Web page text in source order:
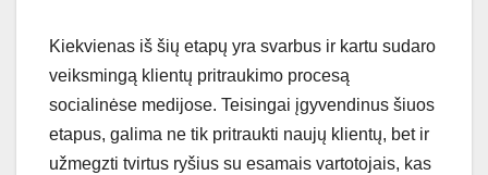
Kiekvienas iš šių etapų yra svarbus ir kartu sudaro
veiksmingą klientų pritraukimo procesą
socialinėse medijose. Teisingai įgyvendinus šiuos
etapus, galima ne tik pritraukti naujų klientų, bet ir
užmegzti tvirtus ryšius su esamais vartotojais, kas